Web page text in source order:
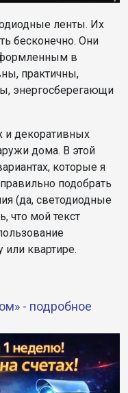
ленты. Их
бесконечно. Они
в
практичны,
энергосберегающи
и декоративных
дома. В этой
которые я
подобрать
(да, светодиодные
что мой текст
квартире.
- подробное